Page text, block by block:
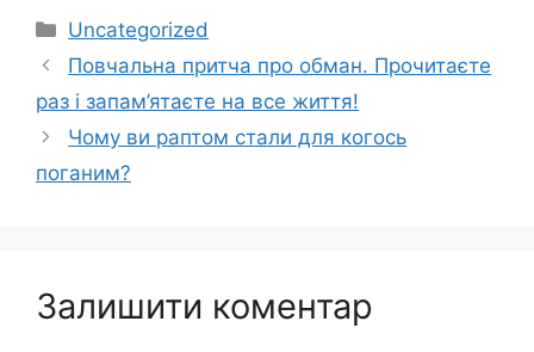
Категорії
Uncategorized
Повчальна притча про обман. Прочитаєте
раз і запам’ятаєте на все життя!
Чому ви раптом стали для когось
поганим?
Залишити коментар